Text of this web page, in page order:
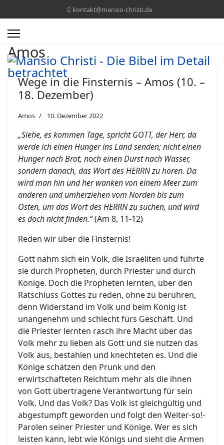
kontakt@mansio-christi.de
Amos
Wege in die Finsternis – Amos (10. –
18. Dezember)
Amos 10. Dezember 2022
„Siehe, es kommen Tage, spricht GOTT, der Herr, da
werde ich einen Hunger ins Land senden; nicht einen
Hunger nach Brot, noch einen Durst nach Wasser,
sondern danach, das Wort des HERRN zu hören. Da
wird man hin und her wanken von einem Meer zum
anderen und umherziehen vom Norden bis zum
Osten, um das Wort des HERRN zu suchen, und wird
es doch nicht finden.“(Am 8, 11-12)
Reden wir über die Finsternis!
Gott nahm sich ein Volk, die Israeliten und führte
sie durch Propheten, durch Priester und durch
Könige. Doch die Propheten lernten, über den
Ratschluss Gottes zu reden, ohne zu berühren,
denn Widerstand im Volk und beim König ist
unangenehm und schlecht fürs Geschäft. Und
die Priester lernten rasch ihre Macht über das
Volk mehr zu lieben als Gott und sie nutzen das
Volk aus, bestahlen und knechteten es. Und die
Könige schätzen den Prunk und den
erwirtschafteten Reichtum mehr als die ihnen
von Gott übertragene Verantwortung für sein
Volk. Und das Volk? Das Volk ist gleichgültig und
abgestumpft geworden und folgt den Weiter-so!-
Parolen seiner Priester und Könige. Wer es sich
leisten kann, lebt wie Königs und sieht die Armen